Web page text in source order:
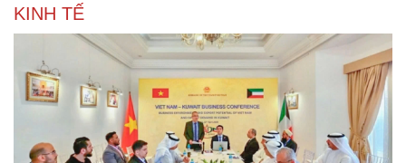
KINH TẾ